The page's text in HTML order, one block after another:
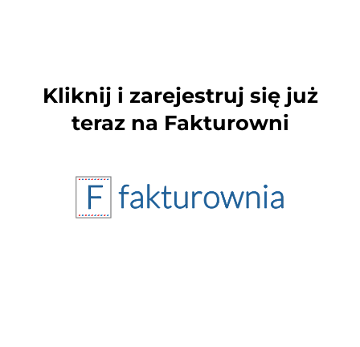
Kliknij i zarejestruj się już
teraz na Fakturowni